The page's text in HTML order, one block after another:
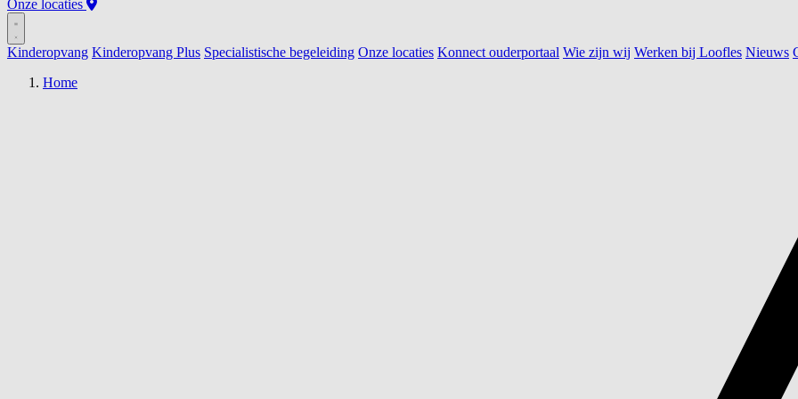
Onze locaties
Kinderopvang Kinderopvang Plus Specialistische begeleiding Onze locaties Konnect ouderportaal Wie zijn wij Werken bij Loofles Nieuws
Home